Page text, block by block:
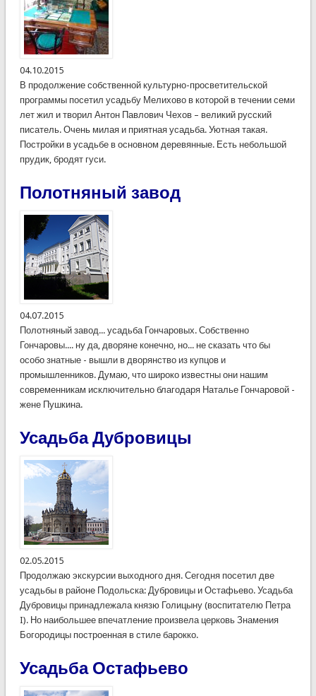
04.10.2015
В продолжение собственной культурно-просветительской
программы посетил усадьбу Мелихово в которой в течении семи
лет жил и творил Антон Павлович Чехов – великий русский
писатель. Очень милая и приятная усадьба. Уютная такая.
Постройки в усадьбе в основном деревянные. Есть небольшой
прудик, бродят гуси.
Полотняный завод
04.07.2015
Полотняный завод... усадьба Гончаровых. Собственно
Гончаровы.... ну да, дворяне конечно, но... не сказать что бы
особо знатные - вышли в дворянство из купцов и
промышленников. Думаю, что широко известны они нашим
современникам исключительно благодаря Наталье Гончаровой -
жене Пушкина.
Усадьба Дубровицы
02.05.2015
Продолжаю экскурсии выходного дня. Сегодня посетил две
усадьбы в районе Подольска: Дубровицы и Остафьево. Усадьба
Дубровицы принадлежала князю Голицыну (воспитателю Петра
I). Но наибольшее впечатление произвела церковь Знамения
Богородицы построенная в стиле барокко.
Усадьба Остафьево